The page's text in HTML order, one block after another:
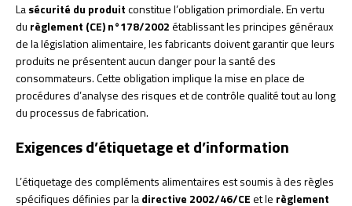
Lasécurité du produitconstitue l’obligation primordiale. En vertu
du règlement (CE) n°178/2002établissant les principes généraux
de la législation alimentaire, les fabricants doivent garantir que leurs
produits ne présentent aucun danger pour la santé des
consommateurs. Cette obligation implique la mise en place de
procédures d’analyse des risques et de contrôle qualité tout au long
du processus de fabrication.
Exigences d’étiquetage et d’information
L’étiquetage des compléments alimentaires est soumis à des règles
spécifiques définies par ladirective 2002/46/CEet le règlement